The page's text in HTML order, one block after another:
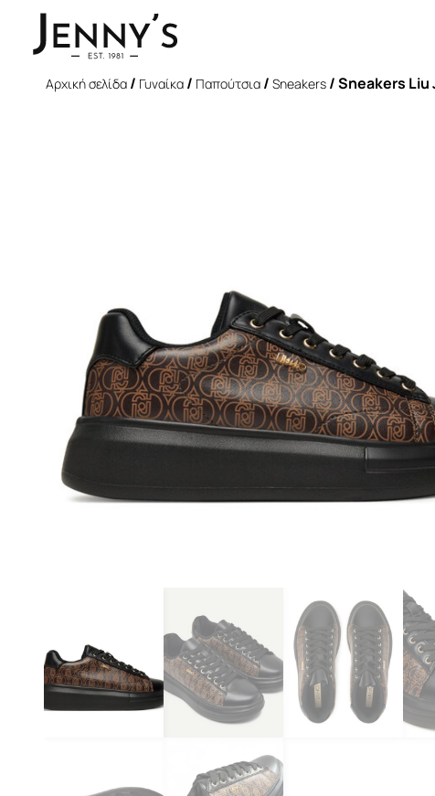
Αρχική σελίδα / Γυναίκα / Παπούτσια / Sneakers / Sneakers Liu